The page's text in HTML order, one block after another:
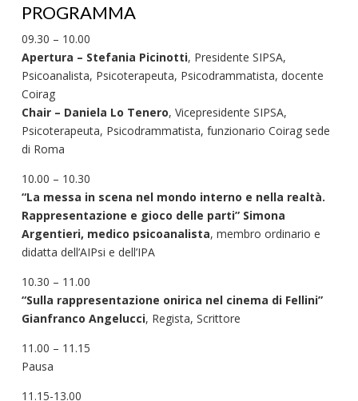
PROGRAMMA
09.30 – 10.00
Apertura – Stefania Picinotti, Presidente SIPSA,
Psicoanalista, Psicoterapeuta, Psicodrammatista, docente
Coirag
Chair – Daniela Lo Tenero, Vicepresidente SIPSA,
Psicoterapeuta, Psicodrammatista, funzionario Coirag sede
di Roma
10.00 – 10.30
“La messa in scena nel mondo interno e nella realtà.
Rappresentazione e gioco delle parti” Simona
Argentieri, medico psicoanalista, membro ordinario e
didatta dell’AIPsi e dell’IPA
10.30 – 11.00
“Sulla rappresentazione onirica nel cinema di Fellini”
Gianfranco Angelucci, Regista, Scrittore
11.00 – 11.15
Pausa
11.15-13.00